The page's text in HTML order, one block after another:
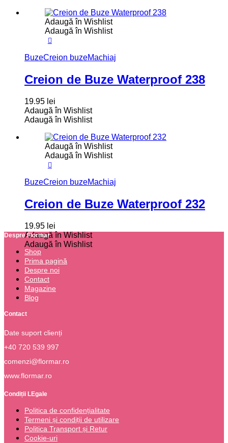
Adaugă în Wishlist
Adaugă în Wishlist
BuzeCreion buzeMachiaj
Creion de Buze Waterproof 238
19.95 lei
Adaugă în Wishlist
Adaugă în Wishlist
Adaugă în Wishlist
Adaugă în Wishlist
BuzeCreion buzeMachiaj
Creion de Buze Waterproof 232
19.95 lei
Adaugă în Wishlist
Adaugă în Wishlist
Despre Flormar
Shop
Prima pagină
Despre noi
Contact
Magazine
Blog
Contact
Date suport clienți
+40 720 539 997
comenzi@flormar.ro
www.flormar.ro
Condiții LEgale
Politica de confidențialitate
Termeni și condiții de utilizare
Politica Transport și Retur
Cookie-uri